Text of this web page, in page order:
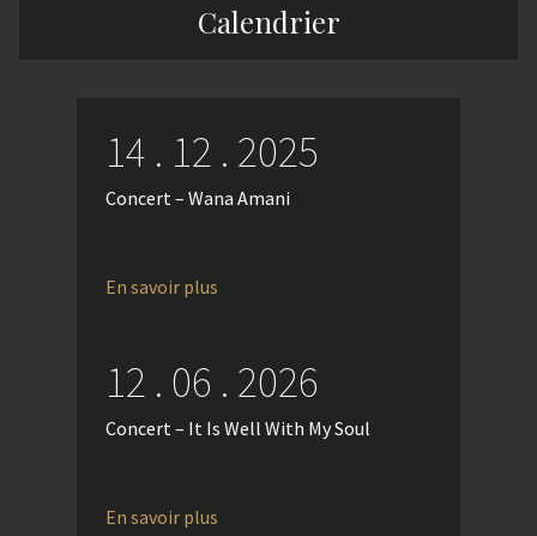
Calendrier
14 . 12 . 2025
Concert – Wana Amani
En savoir plus
12 . 06 . 2026
Concert – It Is Well With My Soul
En savoir plus